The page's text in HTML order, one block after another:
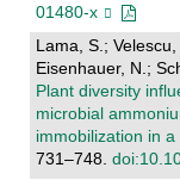
01480-x
Lama, S.;
Eisenhauer, N.;
Plant diversity
microbial
immobilization in
731–748.